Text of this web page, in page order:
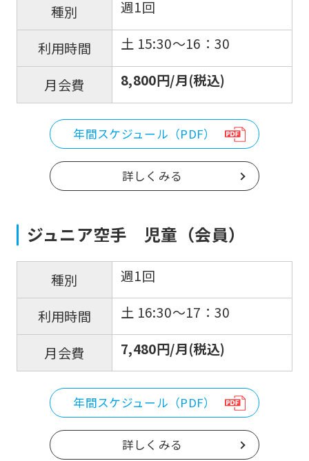
種別 週1回
利用時間 土 15:30〜16：30
月会費 8,800円/月(税込)
年間スケジュール（PDF）
詳しくみる
ジュニア空手 児童（会員）
種別 週1回
利用時間 土 16:30〜17：30
月会費 7,480円/月(税込)
年間スケジュール（PDF）
詳しくみる
For
Central
Sports
official
website
is
automatically
translated